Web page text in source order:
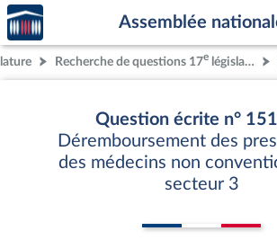
Aller au contenu
Aller en bas de la page
Accèder
à la
page
d'accueil
Assemblée
Recherche de questions 17e législature
Question écrite n°
Déremboursement des
des médecins non
secteur 3